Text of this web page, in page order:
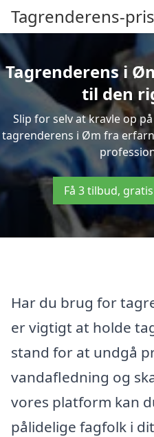
Tagrenderens-
Tagrenderens i
til den
Slip for selv at kravle op
tagrenderens i Øm fra
Få 3 tilbud,
Har du brug for
er vigtigt at holde
stand for at undgå
vandafledning og
vores platform kan
pålidelige fagfolk i